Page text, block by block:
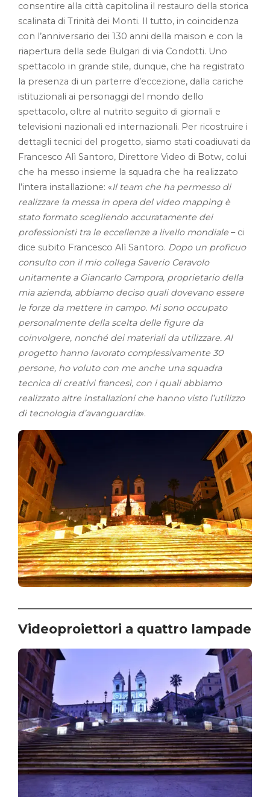
consentire alla città capitolina il restauro della storica
scalinata di Trinità dei Monti. Il tutto, in coincidenza
con l’anniversario dei 130 anni della maison e con la
riapertura della sede Bulgari di via Condotti. Uno
spettacolo in grande stile, dunque, che ha registrato
la presenza di un parterre d’eccezione, dalla cariche
istituzionali ai personaggi del mondo dello
spettacolo, oltre al nutrito seguito di giornali e
televisioni nazionali ed internazionali. Per ricostruire i
dettagli tecnici del progetto, siamo stati coadiuvati da
Francesco Alì Santoro, Direttore Video di Botw, colui
che ha messo insieme la squadra che ha realizzato
l’intera installazione: «Il team che ha permesso di
realizzare la messa in opera del video mapping è
stato formato scegliendo accuratamente dei
professionisti tra le eccellenze a livello mondiale – ci
dice subito Francesco Alì Santoro. Dopo un proficuo
consulto con il mio collega Saverio Ceravolo
unitamente a Giancarlo Campora, proprietario della
mia azienda, abbiamo deciso quali dovevano essere
le forze da mettere in campo. Mi sono occupato
personalmente della scelta delle figure da
coinvolgere, nonché dei materiali da utilizzare. Al
progetto hanno lavorato complessivamente 30
persone, ho voluto con me anche una squadra
tecnica di creativi francesi, con i quali abbiamo
realizzato altre installazioni che hanno visto l’utilizzo
di tecnologia d’avanguardia».
Videoproiettori a quattro lampade